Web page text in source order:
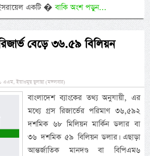
একটি �বাকি অংশ পড়ুন...
বেড়ে ৩৬.৫৯ বিলিয়ন
ইয়াওমুছ ছুলাছা (মঙ্গলবার)
বাংলাদেশ ব্যাংকের তথ্য অনুযায়ী, এর
মধ্যে গ্রস রিজার্ভের পরিমাণ ৩৬,৫৯২
দশমিক ৬৮ মিলিয়ন মার্কিন ডলার বা
৩৬ দশমিক ৫৯ বিলিয়ন ডলার। এছাড়া
আন্তর্জাতিক মানদণ্ড বা বিপিএম৬